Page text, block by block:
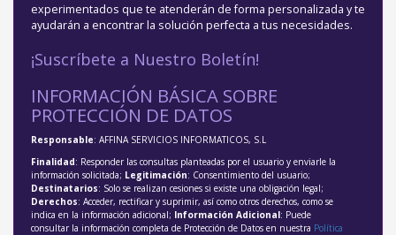
experimentados que te atenderán de forma personalizada y te
ayudarán a encontrar la solución perfecta a tus necesidades.
¡Suscríbete a Nuestro Boletín!
INFORMACIÓN BÁSICA SOBRE
PROTECCIÓN DE DATOS
Responsable: AFFINA SERVICIOS INFORMATICOS, S.L
Finalidad: Responder las consultas planteadas por el usuario y enviarle la
información solicitada; Legitimación: Consentimiento del usuario;
Destinatarios: Solo se realizan cesiones si existe una obligación legal;
Derechos: Acceder, rectificar y suprimir, así como otros derechos, como se
indica en la información adicional; Información Adicional: Puede
consultar la información completa de Protección de Datos en nuestra Política